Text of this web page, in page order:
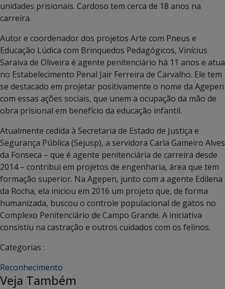
unidades prisionais. Cardoso tem cerca de 18 anos na
carreira.
Autor e coordenador dos projetos Arte com Pneus e
Educação Lúdica com Brinquedos Pedagógicos, Vinícius
Saraiva de Oliveira é agente penitenciário há 11 anos e atua
no Estabelecimento Penal Jair Ferreira de Carvalho. Ele tem
se destacado em projetar positivamente o nome da Agepen
com essas ações sociais, que unem a ocupação da mão de
obra prisional em benefício da educação infantil.
Atualmente cedida à Secretaria de Estado de Justiça e
Segurança Pública (Sejusp), a servidora Carla Gameiro Alves
da Fonseca – que é agente penitenciária de carreira desde
2014 – contribui em projetos de engenharia, área que tem
formação superior. Na Agepen, junto com a agente Edilena
da Rocha, ela iniciou em 2016 um projeto que, de forma
humanizada, buscou o controle populacional de gatos no
Complexo Penitenciário de Campo Grande. A iniciativa
consistiu na castração e outros cuidados com os felinos.
Categorias :
Reconhecimento
Veja Também